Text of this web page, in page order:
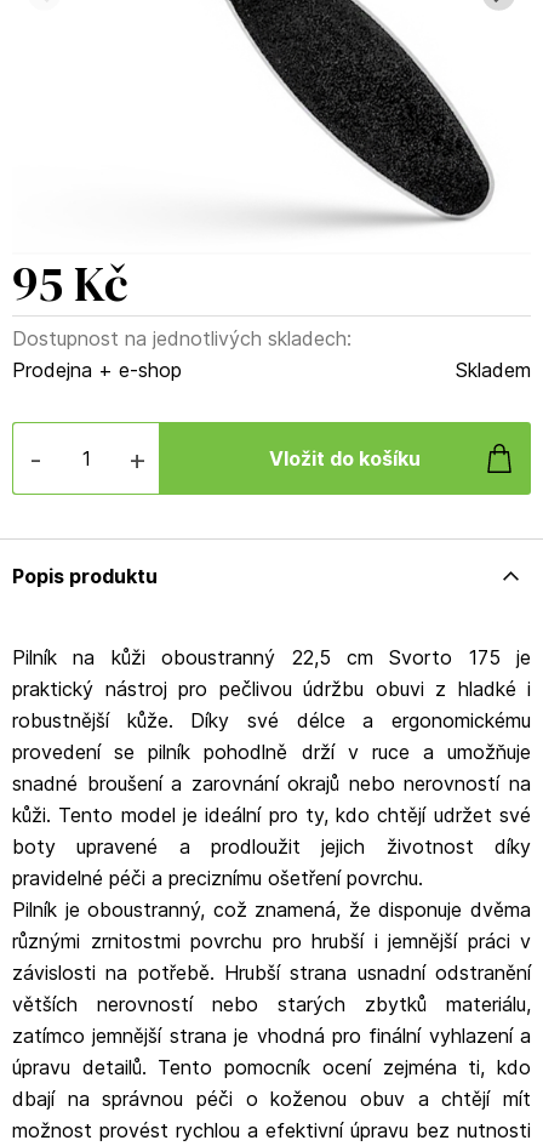
95 Kč
Dostupnost na jednotlivých skladech:
Prodejna + e-shop
Skladem
- +
Popis produktu
Pilník na kůži oboustranný 22,5 cm Svorto 175 je
praktický nástroj pro pečlivou údržbu obuvi z hladké i
robustnější kůže. Díky své délce a ergonomickému
provedení se pilník pohodlně drží v ruce a umožňuje
snadné broušení a zarovnání okrajů nebo nerovností na
kůži. Tento model je ideální pro ty, kdo chtějí udržet své
boty upravené a prodloužit jejich životnost díky
pravidelné péči a preciznímu ošetření povrchu.
Pilník je oboustranný, což znamená, že disponuje dvěma
různými zrnitostmi povrchu pro hrubší i jemnější práci v
závislosti na potřebě. Hrubší strana usnadní odstranění
větších nerovností nebo starých zbytků materiálu,
zatímco jemnější strana je vhodná pro finální vyhlazení a
úpravu detailů. Tento pomocník ocení zejména ti, kdo
dbají na správnou péči o koženou obuv a chtějí mít
možnost provést rychlou a efektivní úpravu bez nutnosti